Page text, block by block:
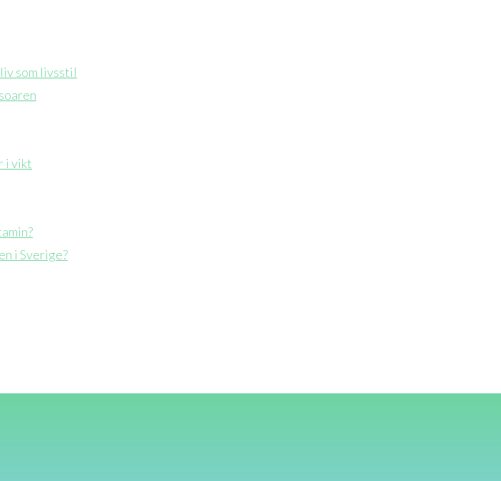
som livsstil
i vikt
i Sverige?